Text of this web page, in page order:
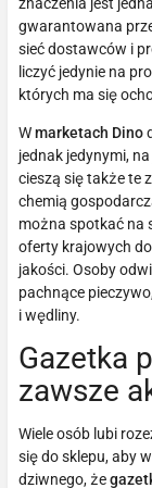
gwarantowana
sieć dostawców i
liczyć jedynie na
których ma się
Wmarketach Dino
jednak jedynymi,
cieszą się także te
chemią
można spotkać na
oferty krajowych
jakości. Osoby
pachnące
i wędliny.
Gazetka
zawsze
Wiele osób lubi
się do sklepu, aby
dziwnego, że